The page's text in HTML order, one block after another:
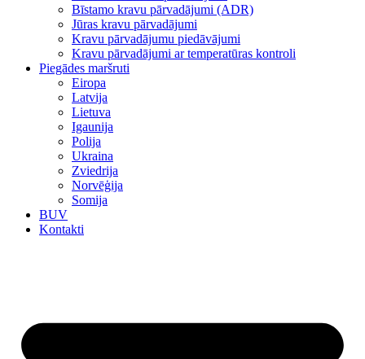
Bīstamo kravu pārvadājumi (ADR)
Jūras kravu pārvadājumi
Kravu pārvadājumu piedāvājumi
Kravu pārvadājumi ar temperatūras kontroli
Piegādes maršruti
Eiropa
Latvija
Lietuva
Igaunija
Polija
Ukraina
Zviedrija
Norvēģija
Somija
BUV
Kontakti